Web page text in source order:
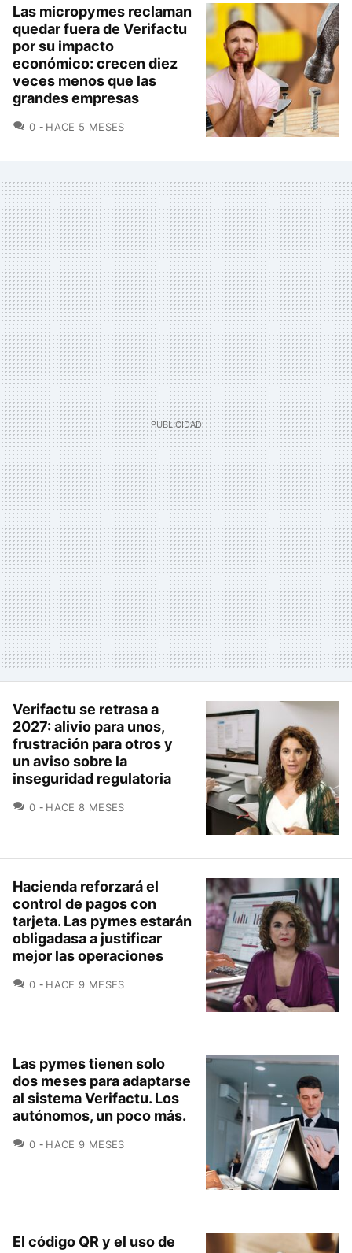
Las micropymes reclaman
quedar fuera de Verifactu
por su impacto
económico: crecen diez
veces menos que las
grandes empresas
0 COMENTARIOS
HACE 5 MESES
Verifactu se retrasa a
2027: alivio para unos,
frustración para otros y
un aviso sobre la
inseguridad regulatoria
0 COMENTARIOS
HACE 8 MESES
Hacienda reforzará el
control de pagos con
tarjeta. Las pymes estarán
obligadasa a justificar
mejor las operaciones
0 COMENTARIOS
HACE 9 MESES
Las pymes tienen solo
dos meses para adaptarse
al sistema Verifactu. Los
autónomos, un poco más.
0 COMENTARIOS
HACE 9 MESES
El código QR y el uso de